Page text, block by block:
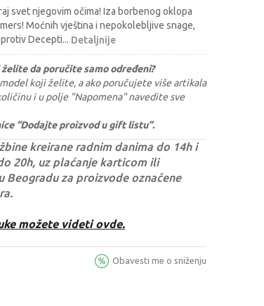
svet njegovim očima! Iza borbenog oklopa
Moćnih vještina i nepokolebljive snage,
Decepti... Detaljnije
da poručite samo određeni?
koji želite, a ako poručujete više artikala
i u polje "Napomena" navedite sve
“Dodajte proizvod u gift listu”.
kreirane radnim danima do 14h i
20h, uz plaćanje karticom ili
Beogradu za proizvode označene
možete videti ovde.
Obavesti me o sniženju